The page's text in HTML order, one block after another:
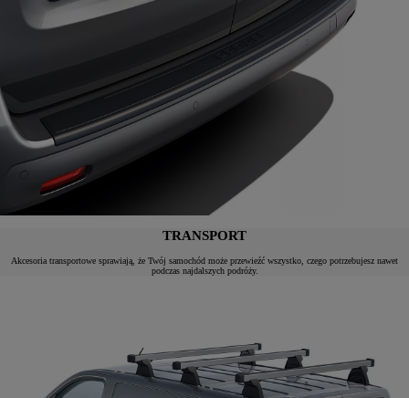
TRANSPORT
Akcesoria transportowe sprawiają, że Twój samochód może przewieźć wszystko, czego potrzebujesz nawet
podczas najdalszych podróży.